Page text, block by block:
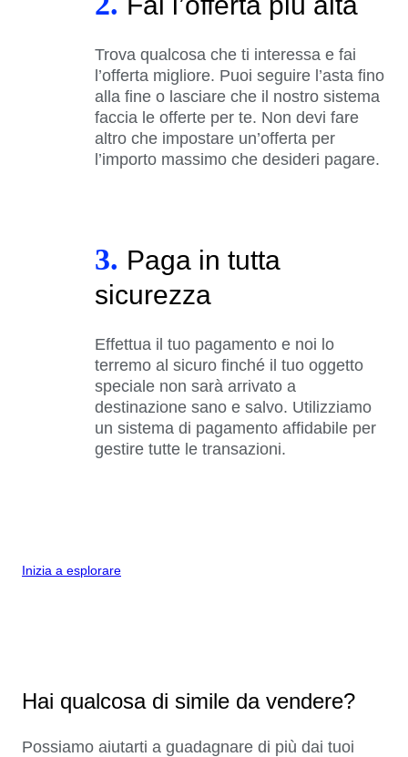
Trova qualcosa che ti interessa e fai
l’offerta migliore. Puoi seguire l’asta fino
alla fine o lasciare che il nostro sistema
faccia le offerte per te. Non devi fare
altro che impostare un’offerta per
l’importo massimo che desideri pagare.
3. Paga in tutta
sicurezza
Effettua il tuo pagamento e noi lo
terremo al sicuro finché il tuo oggetto
speciale non sarà arrivato a
destinazione sano e salvo. Utilizziamo
un sistema di pagamento affidabile per
gestire tutte le transazioni.
Inizia a esplorare
Hai qualcosa di simile da vendere?
Possiamo aiutarti a guadagnare di più dai tuoi